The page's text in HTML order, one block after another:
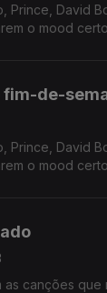
Prince, David
o mood
fim-de-
Prince, David
o mood
as canções que